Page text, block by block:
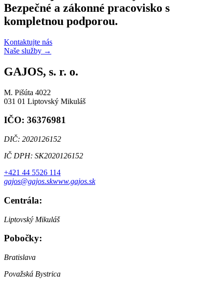
Bezpečné a zákonné pracovisko s
kompletnou podporou.
Kontaktujte nás
Naše služby →
GAJOS, s. r. o.
M. Pišúta 4022
031 01 Liptovský Mikuláš
IČO: 36376981
DIČ: 2020126152
IČ DPH: SK2020126152
+421 44 5526 114
gajos@gajos.skwww.gajos.sk
Centrála:
Liptovský Mikuláš
Pobočky:
Bratislava
Považská Bystrica